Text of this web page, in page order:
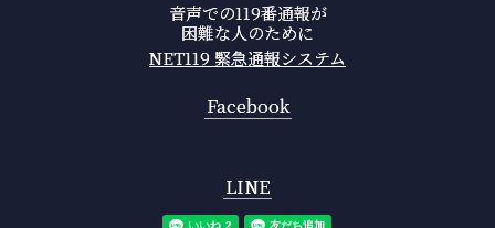
音声での119番通報が
困難な人のために
NET119 緊急通報システム
Facebook
LINE